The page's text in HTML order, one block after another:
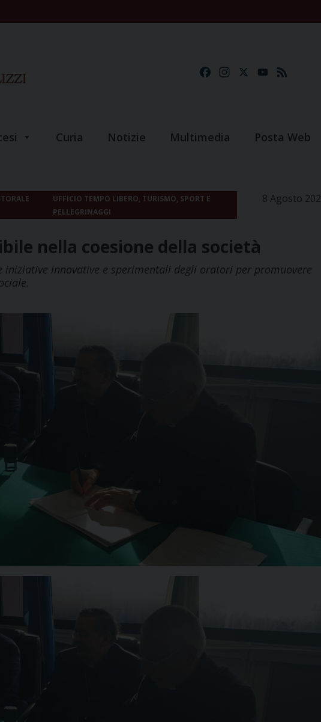
FacebookInstagramYouTube
Curia Notizie Multimedia Posta Web
UFFICIO TEMPO LIBERO, TURISMO, SPORT E
PELLEGRINAGGI
8 Agosto
nella coesione della società
iniziative innovative e sperimentali degli oratori per promuovere